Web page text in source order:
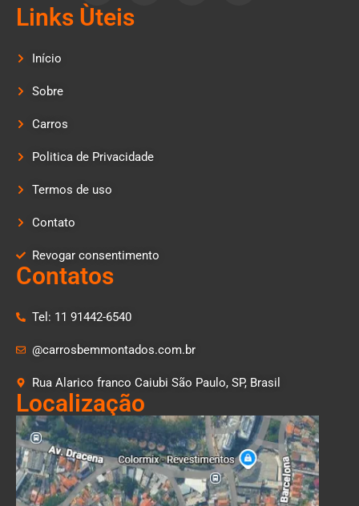
Links Ùteis
Início
Sobre
Carros
Politica de Privacidade
Termos de uso
Contato
Revogar consentimento
Contatos
Tel: 11 91442-6540
@carrosbemmontados.com.br
Rua Alarico franco Caiubi São Paulo, SP, Brasil
Localização